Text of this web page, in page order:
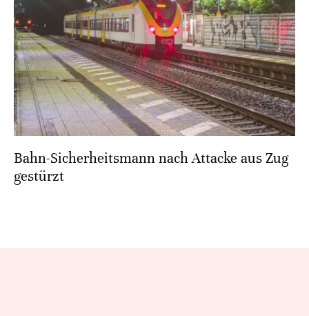
Bahn-Sicherheitsmann nach Attacke aus Zug
gestürzt